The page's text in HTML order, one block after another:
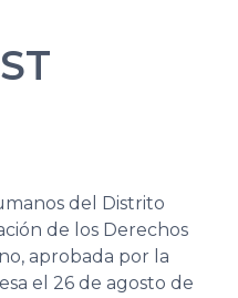
del Distrito
de los Derechos
aprobada por la
el 26 de agosto de